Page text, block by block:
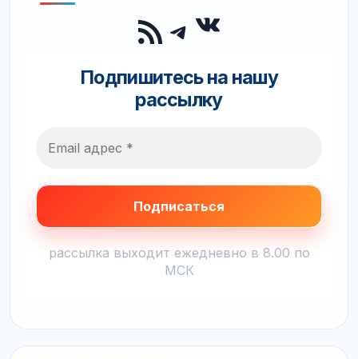
RSS-лента
Telegram
ВКонтакте
Подпишитесь на нашу
рассылку
рассылка выходит ежедневно в 8.00 по
МСК